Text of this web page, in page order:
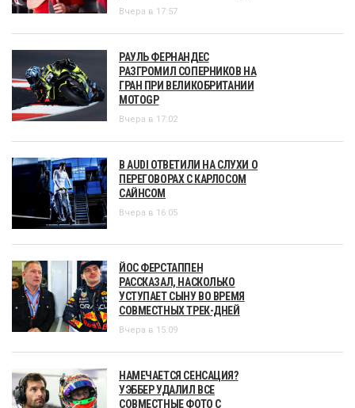
Вчера в 17:57
РАУЛЬ ФЕРНАНДЕС
РАЗГРОМИЛ СОПЕРНИКОВ НА
ГРАН ПРИ ВЕЛИКОБРИТАНИИ
MOTOGP
Вчера в 17:02
В AUDI ОТВЕТИЛИ НА СЛУХИ О
ПЕРЕГОВОРАХ С КАРЛОСОМ
САЙНСОМ
Вчера в 16:05
ЙОС ФЕРСТАППЕН
РАССКАЗАЛ, НАСКОЛЬКО
УСТУПАЕТ СЫНУ ВО ВРЕМЯ
СОВМЕСТНЫХ ТРЕК-ДНЕЙ
Вчера в 15:09
НАМЕЧАЕТСЯ СЕНСАЦИЯ?
УЭББЕР УДАЛИЛ ВСЕ
СОВМЕСТНЫЕ ФОТО С